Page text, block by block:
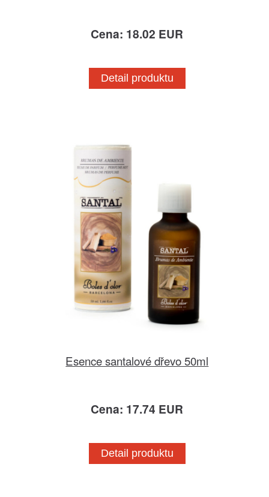
Cena: 18.02 EUR
Detail produktu
Esence santalové dřevo 50ml
Cena: 17.74 EUR
Detail produktu